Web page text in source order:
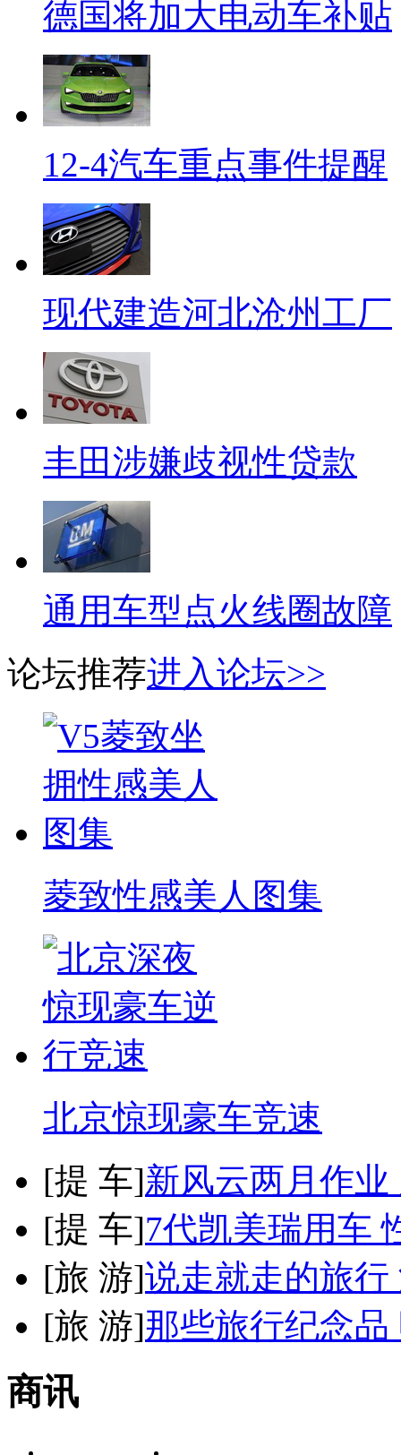
德国将加大电动车补贴
12-4汽车重点事件提醒
现代建造河北沧州工厂
丰田涉嫌歧视性贷款
通用车型点火线圈故障
论坛推荐进入论坛>>
菱致性感美人图集
北京惊现豪车竞速
[提 车]新风云两月作
[提 车]7代凯美瑞用车
[旅 游]说走就走的旅
[旅 游]那些旅行纪念
商讯